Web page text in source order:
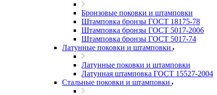
Бронзовые поковки и штамповки
Штамповка бронзы ГОСТ 18175-78
Штамповка бронзы ГОСТ 5017-2006
Штамповка бронзы ГОСТ 5017-74
Латунные поковки и штамповки
Латунные поковки и штамповки
Латунная штамповка ГОСТ 15527-2004
Стальные поковки и штамповки